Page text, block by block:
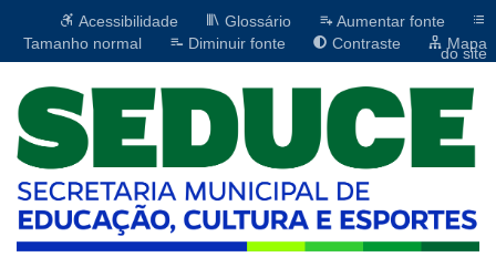
Acessibilidade Glossário
Aumentar fonte
Tamanho normal
Diminuir fonte Contraste Mapa
do site